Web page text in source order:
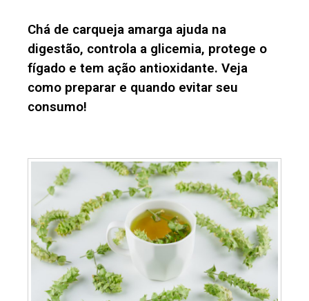
Chá de carqueja amarga ajuda na
digestão, controla a glicemia, protege o
fígado e tem ação antioxidante. Veja
como preparar e quando evitar seu
consumo!